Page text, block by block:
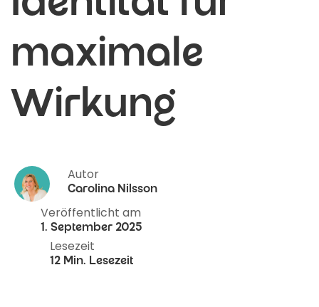
maximale
Wirkung
Autor
Carolina Nilsson
Veröffentlicht am
1. September 2025
Lesezeit
12 Min. Lesezeit